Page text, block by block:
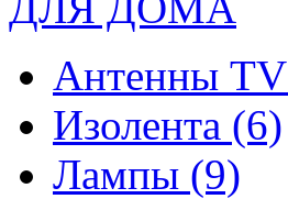
Антенны TV
Изолента (6)
Лампы (9)